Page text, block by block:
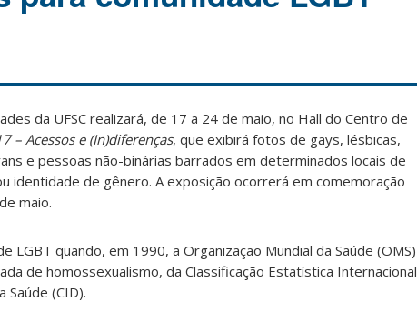
da UFSC realizará, de 17 a 24 de maio, no Hall do Centro de
– Acessos e (In)diferenças, que exibirá fotos de gays, lésbicas,
e pessoas não-binárias barrados em determinados locais de
identidade de gênero. A exposição ocorrerá em comemoração
maio.
LGBT quando, em 1990, a Organização Mundial da Saúde (OMS)
de homossexualismo, da Classificação Estatística Internacional
Saúde (CID).